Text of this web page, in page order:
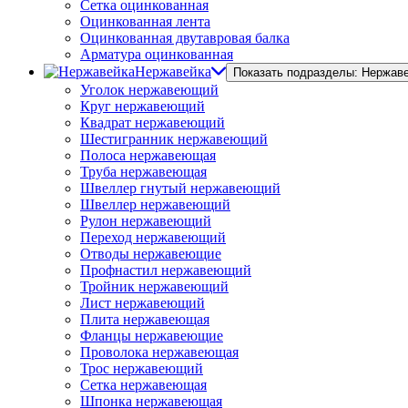
Сетка оцинкованная
Оцинкованная лента
Оцинкованная двутавровая балка
Арматура оцинкованная
Нержавейка
Показать подразделы:
Уголок нержавеющий
Круг нержавеющий
Квадрат нержавеющий
Шестигранник нержавеющий
Полоса нержавеющая
Труба нержавеющая
Швеллер гнутый нержавеющий
Швеллер нержавеющий
Рулон нержавеющий
Переход нержавеющий
Отводы нержавеющие
Профнастил нержавеющий
Тройник нержавеющий
Лист нержавеющий
Плита нержавеющая
Фланцы нержавеющие
Проволока нержавеющая
Трос нержавеющий
Сетка нержавеющая
Шпонка нержавеющая